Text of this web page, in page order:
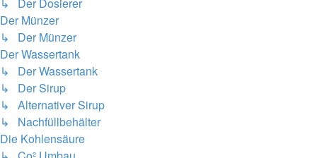
Der Münzer
↳ Der Münzer
Der Wassertank
↳ Der Wassertank
↳ Der Sirup
↳ Alternativer Sirup
↳ Nachfüllbehälter
Die Kohlensäure